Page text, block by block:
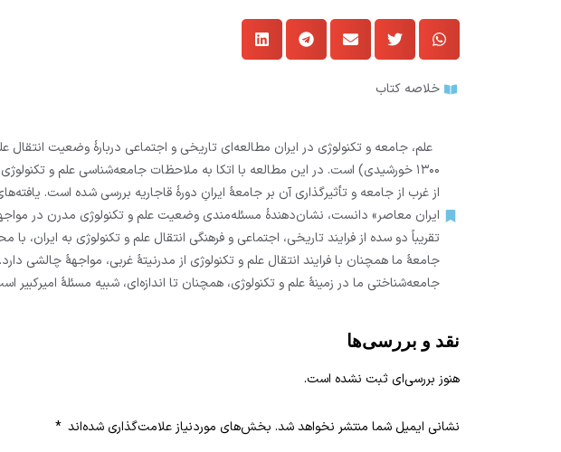
خلاصه کتاب
۱۳۰۰ خورشیدی) است. در این مطالعه با اتکا به ملاحظات جامعه‌شناسی علم و
از غرب از جامعه و تأثیرگذاری آن بر جامعۀ ایرانِ دورۀ قاجاریه بررسی شده است.
ایران معاصر» دانست، نشان‌دهندۀ مسئله‌مندی وضعیت علم و تکنولوژی مدرن در
تقریباً دو سده از فرایند تاریخی‌، اجتماعی و فرهنگی انتقال علم و تکنولوژی به
جامعۀ ما همچنان با فرایند انتقال علم و تکنولوژی از مدرنیتۀ غربی، مواجهۀ
جامعه‌شناختی ما در زمینۀ علم و تکنولوژی، همچنان تا اندازه‌ای، شبیه مسئلۀ امیرکبیر
نقد و بررسی‌ها
هنوز بررسی‌ای ثبت نشده است.
نشانی ایمیل شما منتشر نخواهد شد. بخش‌های موردنیاز علامت‌گذاری شده‌اند *